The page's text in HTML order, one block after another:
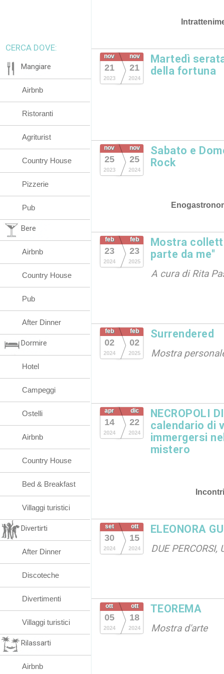
nov
21
2023
nov
21
2024
Martedì
della fortuna
nov
25
2023
nov
25
2024
Sabato e
Rock
feb
23
2024
feb
23
2025
Mostra
parte da me"
A cura di Rita
feb
02
2024
feb
02
2025
Surrendered
Mostra
apr
14
2024
dic
22
2024
NECROPOLI
calendario di
immergersi
mistero
Incontri
set
30
2024
ott
15
2024
ELEONORA
DUE PERCORSI,
ott
05
2024
ott
18
2024
TEOREMA
Mostra d'arte
CERCA DOVE:
Mangiare
Airbnb
Ristoranti
Agriturist
Country House
Pizzerie
Pub
Bere
Airbnb
Country House
Pub
After Dinner
Dormire
Hotel
Campeggi
Ostelli
Airbnb
Country House
Bed & Breakfast
Villaggi turistici
Divertirti
After Dinner
Discoteche
Divertimenti
Villaggi turistici
Rilassarti
Airbnb